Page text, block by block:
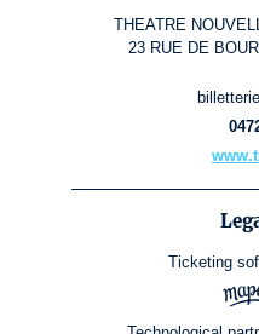
THEATRE
23 RUE DE
Ticketing